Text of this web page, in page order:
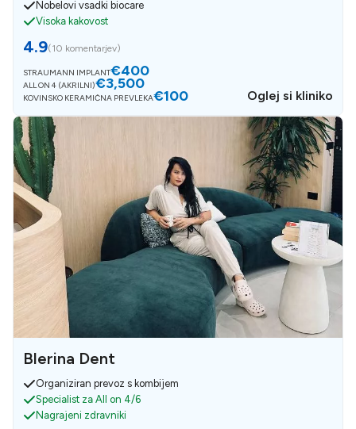
Nobelovi vsadki biocare
Visoka kakovost
4.9(10 komentarjev)
STRAUMANN IMPLANT€400
ALL ON 4 (AKRILNI)€3,500
KOVINSKO KERAMIČNA PREVLEKA€100 Oglej si kliniko
Blerina Dent
Organiziran prevoz s kombijem
Specialist za All on 4/6
Nagrajeni zdravniki